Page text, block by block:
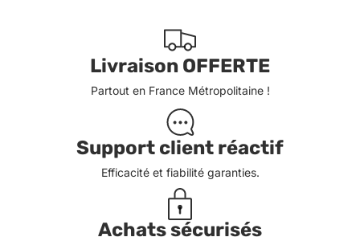
Livraison OFFERTE
Partout en France Métropolitaine !
Support client réactif
Efficacité et fiabilité garanties.
Achats sécurisés